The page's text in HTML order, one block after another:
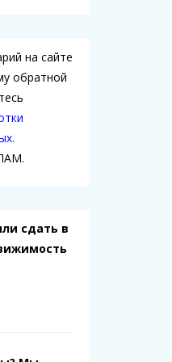
на сайте
обратной
сдать в